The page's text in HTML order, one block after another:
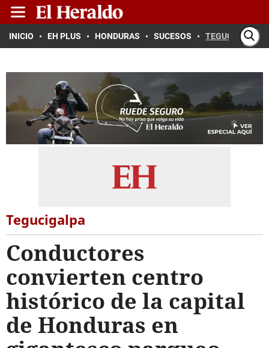
INICIO EH PLUS HONDURAS SUCESOS TEGUCIGALPA
Tegucigalpa
Conductores
convierten centro
histórico de la capital
de Honduras en